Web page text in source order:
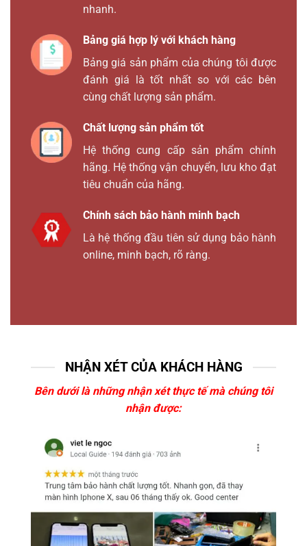
nhanh.
Bảng giá hợp lý với khách hàng
Bảng giá sản phẩm của chúng tôi được
đánh giá là tốt nhất so với các bên
cùng chất lượng sản phẩm.
Chất lượng sản phẩm tốt
Hệ thống cung cấp sản phẩm chính
hãng. Hệ thống vận chuyển, lưu kho đạt
tiêu chuẩn của hãng.
Chính sách bảo hành minh bạch
Là hệ thống đầu tiên sử dụng bảo hành
online, minh bạch, rõ ràng.
NHẬN XÉT CỦA KHÁCH HÀNG
Bên dưới là những nhận xét thực tế mà chúng tôi
nhận được: